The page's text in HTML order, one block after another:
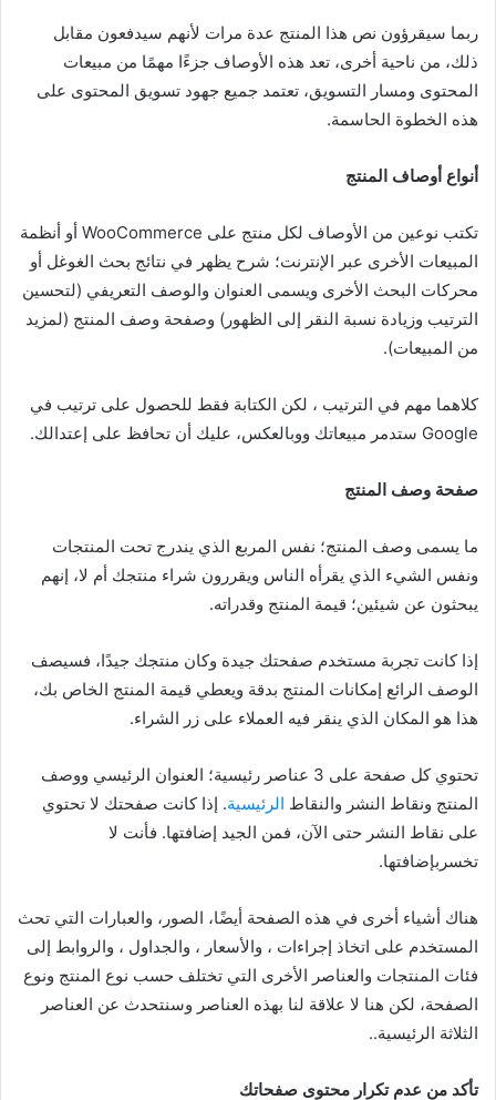
ربما سيقرؤون نص هذا المنتج عدة مرات لأنهم سيدفعون مقابل
ذلك، من ناحية أخرى، تعد هذه الأوصاف جزءًا مهمًا من مبيعات
المحتوى ومسار التسويق، تعتمد جميع جهود تسويق المحتوى على
هذه الخطوة الحاسمة.
أنواع أوصاف المنتج
تكتب نوعين من الأوصاف لكل منتج على WooCommerce أو أنظمة
المبيعات الأخرى عبر الإنترنت؛ شرح يظهر في نتائج بحث الغوغل أو
محركات البحث الأخرى ويسمى العنوان والوصف التعريفي (لتحسين
الترتيب وزيادة نسبة النقر إلى الظهور) وصفحة وصف المنتج (لمزيد
من المبيعات).
كلاهما مهم في الترتيب ، لكن الكتابة فقط للحصول على ترتيب في
Google ستدمر مبيعاتك ووبالعكس، عليك أن تحافظ على إعتدالك.
صفحة وصف المنتج
ما يسمى وصف المنتج؛ نفس المربع الذي يندرج تحت المنتجات
ونفس الشيء الذي يقرأه الناس ويقررون شراء منتجك أم لا، إنهم
يبحثون عن شيئين؛ قيمة المنتج وقدراته.
إذا كانت تجربة مستخدم صفحتك جيدة وكان منتجك جيدًا، فسيصف
الوصف الرائع إمكانات المنتج بدقة ويعطي قيمة المنتج الخاص بك،
هذا هو المكان الذي ينقر فيه العملاء على زر الشراء.
تحتوي كل صفحة على 3 عناصر رئيسية؛ العنوان الرئيسي ووصف
المنتج ونقاط النشر والنقاط الرئيسية. إذا كانت صفحتك لا تحتوي
على نقاط النشر حتى الآن، فمن الجيد إضافتها. فأنت لا
تخسربإضافتها.
هناك أشياء أخرى في هذه الصفحة أيضًا، الصور، والعبارات التي تحث
المستخدم على اتخاذ إجراءات ، والأسعار ، والجداول ، والروابط إلى
فئات المنتجات والعناصر الأخرى التي تختلف حسب نوع المنتج ونوع
الصفحة، لكن هنا لا علاقة لنا بهذه العناصر وسنتحدث عن العناصر
الثلاثة الرئيسية..
تأكد من عدم تكرار محتوى صفحاتك